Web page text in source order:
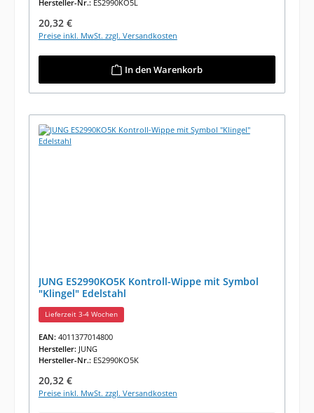
Hersteller-Nr.: ES2990KO5L
Regulärer Preis:
20,32 €
Preise inkl. MwSt. zzgl. Versandkosten
In den Warenkorb
JUNG ES2990KO5K Kontroll-Wippe mit Symbol
"Klingel" Edelstahl
Lieferzeit 3-4 Wochen
EAN: 4011377014800
Hersteller: JUNG
Hersteller-Nr.: ES2990KO5K
Regulärer Preis:
20,32 €
Preise inkl. MwSt. zzgl. Versandkosten